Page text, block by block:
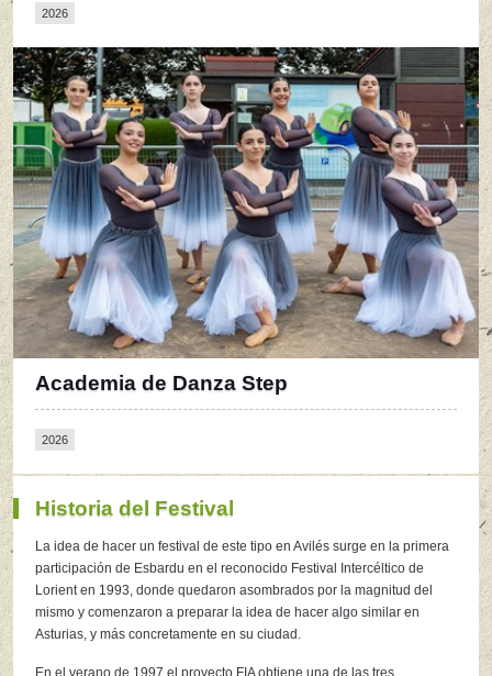
2026
Academia de Danza Step
2026
Historia del Festival
La idea de hacer un festival de este tipo en Avilés surge en la primera
participación de Esbardu en el reconocido Festival Intercéltico de
Lorient en 1993, donde quedaron asombrados por la magnitud del
mismo y comenzaron a preparar la idea de hacer algo similar en
Asturias, y más concretamente en su ciudad.